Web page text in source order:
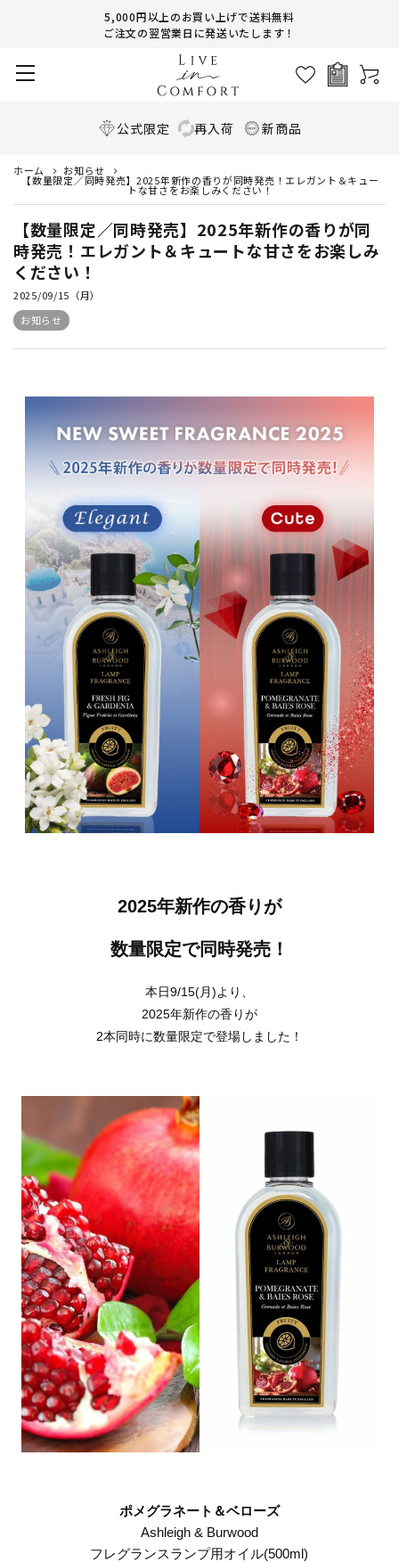
5,000円以上のお買い上げで送料無料
ご注文の翌営業日に発送いたします！
公式限定 再入荷 新商品
ホーム お知らせ
【数量限定／同時発売】2025年新作の香りが同時発売！エレガント＆キュー
トな甘さをお楽しみください！
【数量限定／同時発売】2025年新作の香りが同
時発売！エレガント＆キュートな甘さをお楽しみ
ください！
2025/09/15（月）
お知らせ
2025年新作の香りが
数量限定で同時発売！
本日9/15(月)より、
2025年新作の香りが
2本同時に数量限定で登場しました！
ポメグラネート＆ベローズ
Ashleigh & Burwood
フレグランスランプ用オイル(500ml)